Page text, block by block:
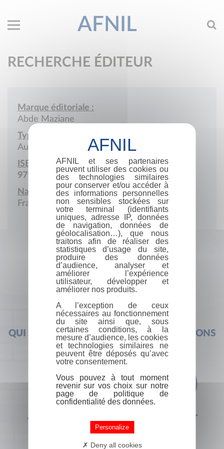
AFNIL
RECHERCHE ÉDITEUR
Marque éditoriale :
Abde Maziane
Type de société :
Auto-édition
ISBN :
979-10-987306
Nationalité :
France
QUI SOMMES-NOUS ? FOIRE AUX QUESTIONS
+33 (0) 1 44 41 29 19 CONTACT
AFNIL et ses partenaires
peuvent utiliser des cookies ou
des technologies similaires
pour conserver et/ou accéder à
des informations personnelles
non sensibles stockées sur
votre terminal (identifiants
uniques, adresse IP, données
de navigation, données de
géolocalisation…), que nous
traitons afin de réaliser des
statistiques d’usage du site,
produire des données
d’audience, analyser et
améliorer l’expérience
utilisateur, développer et
améliorer nos produits.
A l’exception de ceux
nécessaires au fonctionnement
du site ainsi que, sous
certaines conditions, à la
mesure d’audience, les cookies
et technologies similaires ne
peuvent être déposés qu’avec
votre consentement.
Vous pouvez à tout moment
revenir sur vos choix sur notre
page de politique de
confidentialité des données.
Personalize
Deny all cookies